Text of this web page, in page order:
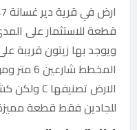
ارض في قرية دير غسانة 47 دونم للبيع
قطعة للاستثمار على
ويوجد بها زيتون قريبة
المخطط شارعين 6 متر ومن تحت القطعة 12 متر
الارض تصنيفها C ولكن كشان الارض طابو سلطة
للجادين فقط قطعة مميزة